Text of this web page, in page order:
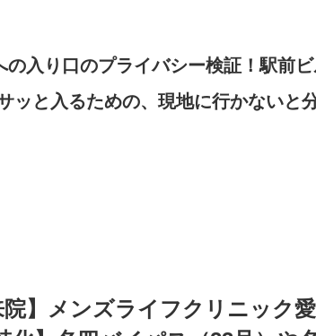
入り口のプライバシー検証！駅前
と入るための、現地に行かないと
】メンズライフクリニック